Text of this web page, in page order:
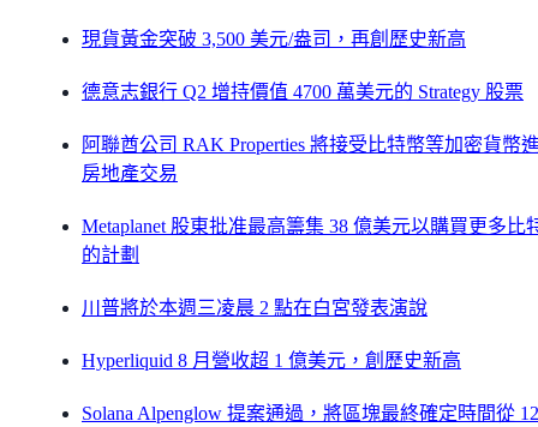
現貨黃金突破 3,500 美元/盎司，再創歷史新高
德意志銀行 Q2 增持價值 4700 萬美元的 Strategy 股票
阿聯酋公司 RAK Properties 將接受比特幣等加密貨幣
房地產交易
Metaplanet 股東批准最高籌集 38 億美元以購買更多比
的計劃
川普將於本週三凌晨 2 點在白宮發表演說
Hyperliquid 8 月營收超 1 億美元，創歷史新高
Solana Alpenglow 提案通過，將區塊最終確定時間從